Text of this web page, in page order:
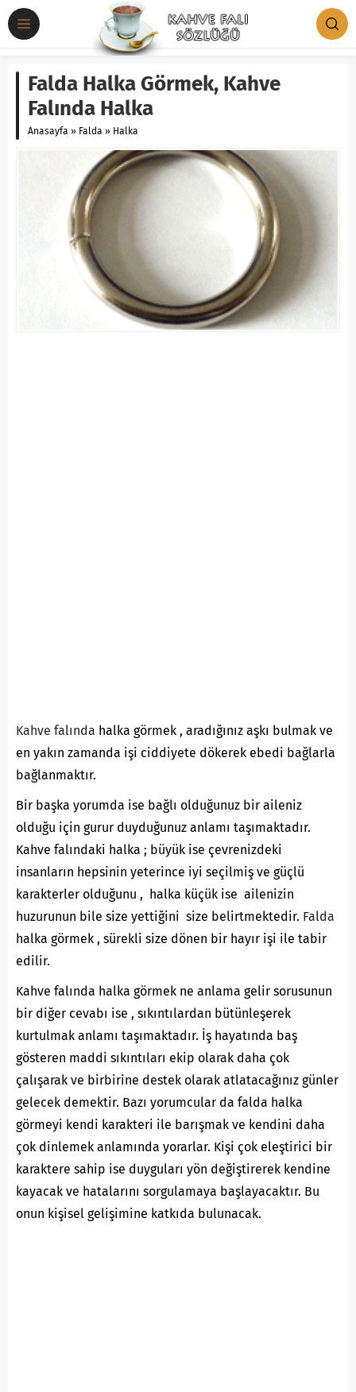
Falda Halka Görmek, Kahve
Falında Halka
Anasayfa » Falda » Halka
Kahve falında halka görmek , aradığınız aşkı bulmak ve
en yakın zamanda işi ciddiyete dökerek ebedi bağlarla
bağlanmaktır.
Bir başka yorumda ise bağlı olduğunuz bir aileniz
olduğu için gurur duyduğunuz anlamı taşımaktadır.
Kahve falındaki halka ; büyük ise çevrenizdeki
insanların hepsinin yeterince iyi seçilmiş ve güçlü
karakterler olduğunu , halka küçük ise ailenizin
huzurunun bile size yettiğini size belirtmektedir. Falda
halka görmek , sürekli size dönen bir hayır işi ile tabir
edilir.
Kahve falında halka görmek ne anlama gelir sorusunun
bir diğer cevabı ise , sıkıntılardan bütünleşerek
kurtulmak anlamı taşımaktadır. İş hayatında baş
gösteren maddi sıkıntıları ekip olarak daha çok
çalışarak ve birbirine destek olarak atlatacağınız günler
gelecek demektir. Bazı yorumcular da falda halka
görmeyi kendi karakteri ile barışmak ve kendini daha
çok dinlemek anlamında yorarlar. Kişi çok eleştirici bir
karaktere sahip ise duyguları yön değiştirerek kendine
kayacak ve hatalarını sorgulamaya başlayacaktır. Bu
onun kişisel gelişimine katkıda bulunacak.